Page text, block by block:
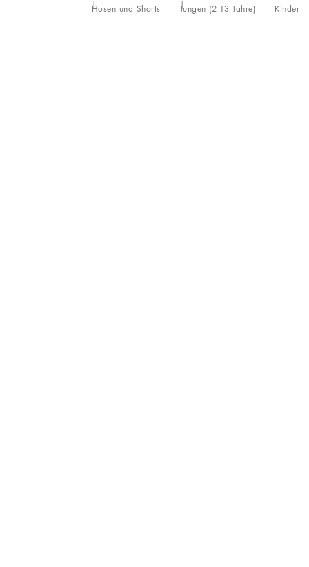
Kinder
Jungen (2-13 Jahre)
Hosen und Shorts